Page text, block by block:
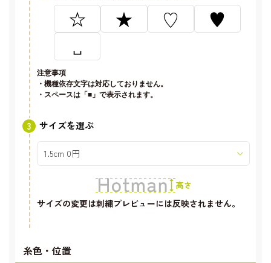
☆ ★ ♡
♥
␣
注意事項
・機種依存文字は対応しておりません。
・スペースは「■」で表示されます。
サイズを選ぶ
サイズの変更は刺繍プレビューには反映されません。
糸色・位置